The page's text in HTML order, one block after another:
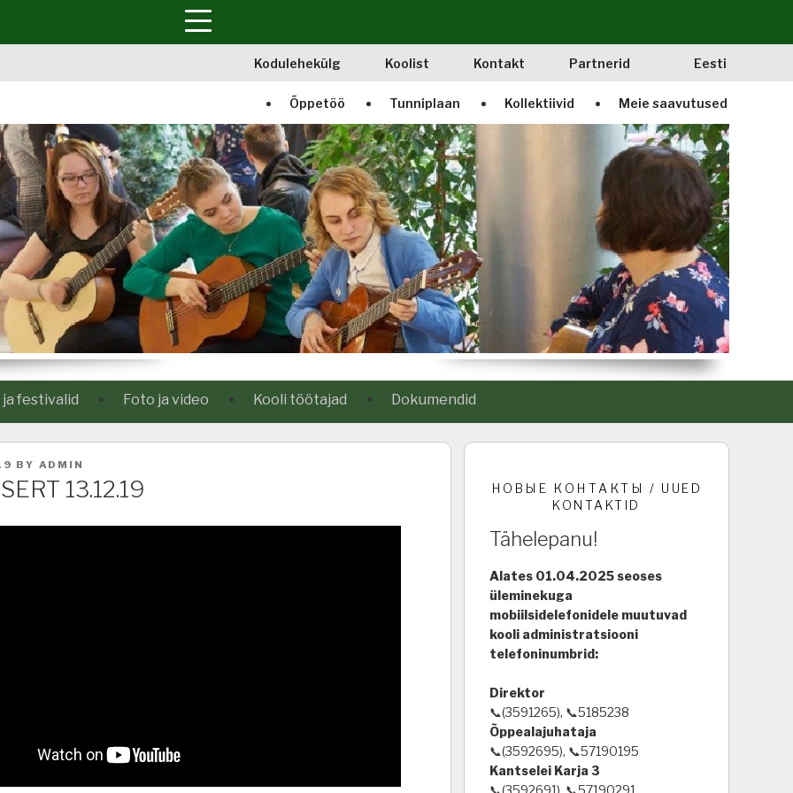
Kodulehekülg Koolist Kontakt Partnerid Eesti
Õppetöö Tunniplaan Kollektiivid Meie saavutused
festivalid Foto ja video Kooli töötajad Dokumendid
BY ADMIN
13.12.19
НОВЫЕ КОНТАКТЫ / UUED
KONTAKTID
Tähelepanu!
Alates 01.04.2025 seoses
üleminekuga
mobiilsidelefonidele muutuvad
kooli administratsiooni
telefoninumbrid:
Direktor
📞(3591265), 📞5185238
Õppealajuhataja
📞(3592695), 📞57190195
Kantselei Karja 3
📞(3592691), 📞57190291